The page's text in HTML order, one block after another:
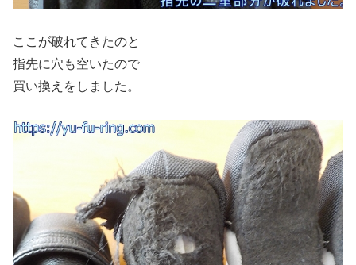
ここが破れてきたのと
指先に穴も空いたので
買い換えをしました。